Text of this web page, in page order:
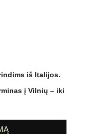
iš Italijos.
į Vilnių – iki